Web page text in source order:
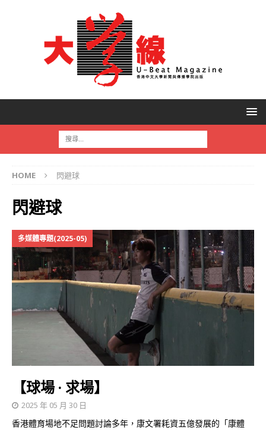
HOME 閃避球
閃避球
多媒體專題(2025-05)
【球場 · 求場】
2025 年 05 月 30 日
香港體育場地不足問題討論多年，康文署耗資五億發展的「康體